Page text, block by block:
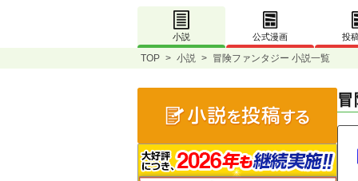
小説 公式漫画 投
TOP > 小説 > 冒険ファンタジー 小説一覧